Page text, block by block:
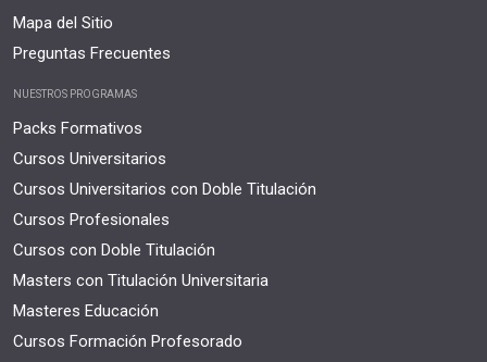
Mapa del Sitio
Preguntas Frecuentes
NUESTROS PROGRAMAS
Packs Formativos
Cursos Universitarios
Cursos Universitarios con Doble Titulación
Cursos Profesionales
Cursos con Doble Titulación
Masters con Titulación Universitaria
Masteres Educación
Cursos Formación Profesorado